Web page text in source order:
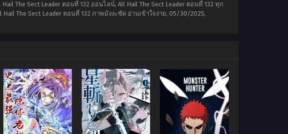
The Sect Leader ตอนที่ 132 ออนไลน์, All Hail The Sect Leader ตอนที่ 132 ทุก
The Sect Leader ตอนที่ 132 ภาพมังงะชัด อ่านเข้าใจง่าย, 05/30/2025,